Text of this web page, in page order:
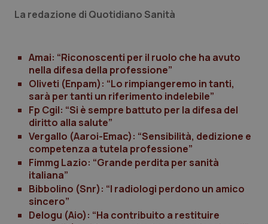
Puglia
Sardegna
Sicilia
Toscana
Umbria
Valle D’Aosta
Malattie rare
Malattia di Crohn & Rettocolite Ulcerosa
Neuroscienze & patologie neurodegenerative
Obesità
Oftalmologia
Oncodermatologia
La redazione di Quotidiano Sanità
Amai: “Riconoscenti per il ruolo che ha avuto
nella difesa della professione”
Oliveti (Enpam): “Lo rimpiangeremo in tanti,
sarà per tanti un riferimento indelebile”
Fp Cgil: “Si è sempre battuto per la difesa del
diritto alla salute”
Vergallo (Aaroi-Emac): “Sensibilità, dedizione e
competenza a tutela professione”
Fimmg Lazio: “Grande perdita per sanità
italiana”
Bibbolino (Snr): “I radiologi perdono un amico
sincero”
Delogu (Aio): “Ha contribuito a restituire